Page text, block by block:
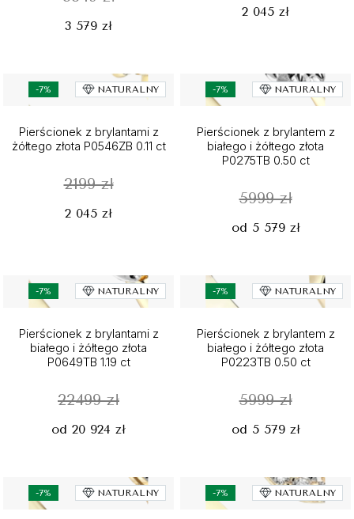
3 579 zł
2 045 zł
-7% NATURALNY
Pierścionek z brylantami z
żółtego złota P0546ZB 0.11 ct
2199 zł
2 045 zł
-7% NATURALNY
Pierścionek z brylantem z
białego i żółtego złota
P0275TB 0.50 ct
5999 zł
od 5 579 zł
-7% NATURALNY
Pierścionek z brylantami z
białego i żółtego złota
P0649TB 1.19 ct
22499 zł
od 20 924 zł
-7% NATURALNY
Pierścionek z brylantem z
białego i żółtego złota
P0223TB 0.50 ct
5999 zł
od 5 579 zł
-7% NATURALNY -7% NATURALNY